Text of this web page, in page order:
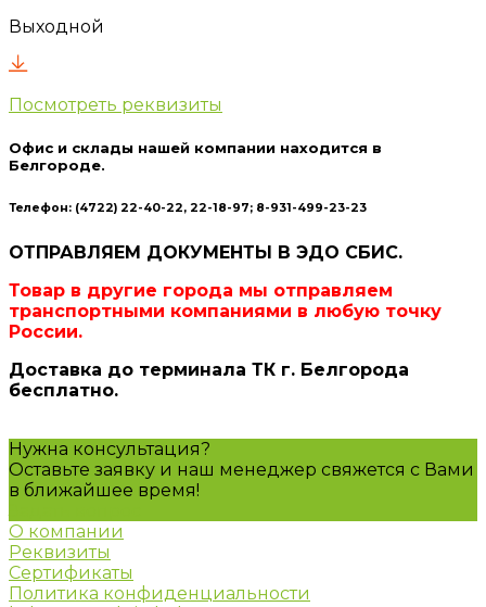
Выходной
Посмотреть реквизиты
Офис и склады нашей компании находится в
Белгороде.
Телефон: (4722) 22-40-22, 22-18-97; 8-931-499-23-23
ОТПРАВЛЯЕМ ДОКУМЕНТЫ В ЭДО СБИС.
Товар в другие города мы отправляем
транспортными компаниями в любую точку
России.
Доставка до терминала ТК г. Белгорода
бесплатно.
Нужна консультация?
Оставьте заявку и наш менеджер свяжется с Вами
в ближайшее время!
О компании
Реквизиты
Сертификаты
Политика конфиденциальности